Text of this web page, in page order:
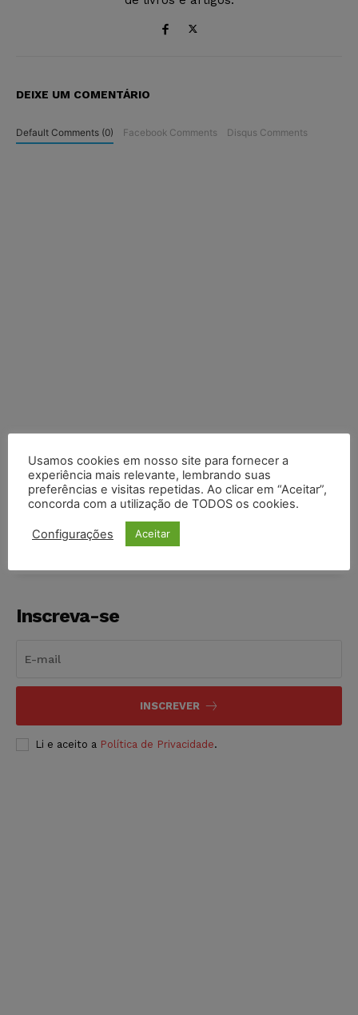
DEIXE UM COMENTÁRIO
Default Comments (0) Facebook Comments Disqus Comments
COMPARTILHE
Inscreva-se
INSCREVER
Li e aceito a Política de Privacidade.
Usamos cookies em nosso site para fornecer a
experiência mais relevante, lembrando suas
preferências e visitas repetidas. Ao clicar em “Aceitar”,
concorda com a utilização de TODOS os cookies.
Configurações Aceitar